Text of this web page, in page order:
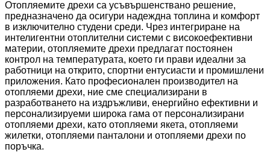
Отопляемите дрехи са усъвършенствано решение,
предназначено да осигури надеждна топлина и комфорт
в изключително студени среди. Чрез интегриране на
интелигентни отоплителни системи с високоефективни
материи, отопляемите дрехи предлагат постоянен
контрол на температурата, което ги прави идеални за
работници на открито, спортни ентусиасти и промишлени
приложения. Като професионален производител на
отопляеми дрехи, ние сме специализирани в
разработването на издръжливи, енергийно ефективни и
персонализируеми широка гама от персонализирани
отопляеми дрехи, като отопляеми якета, отопляеми
жилетки, отопляеми панталони и отопляеми дрехи по
поръчка.